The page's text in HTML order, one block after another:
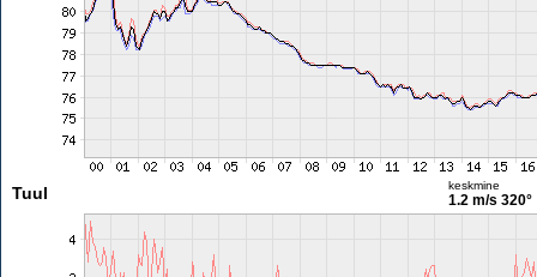
Tuul keskmine
1.2 m/s 320°